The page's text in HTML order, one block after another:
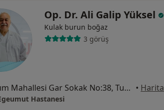
Op. Dr. Ali Galip Yüksel
Kulak burun boğaz
3 görüş
Yıldırım Mahallesi Gar Sokak No:38, Turgutlu • Harita
Hastanesi